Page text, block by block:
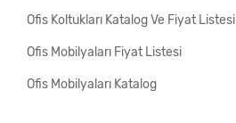
Ofis Koltukları Katalog Ve Fiyat Listesi
Ofis Mobilyaları Fiyat Listesi
Ofis Mobilyaları Katalog